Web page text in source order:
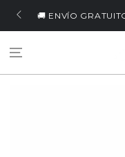
CONTENIDO🏷️ WELCOME5 |
25€